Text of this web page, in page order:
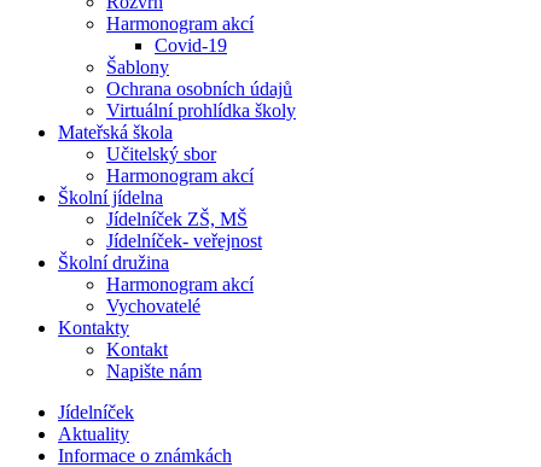
Harmonogram akcí
Covid-19
Šablony
Ochrana osobních údajů
Virtuální prohlídka školy
Mateřská škola
Učitelský sbor
Harmonogram akcí
Školní jídelna
Jídelníček ZŠ, MŠ
Jídelníček- veřejnost
Školní družina
Harmonogram akcí
Vychovatelé
Kontakty
Kontakt
Napište nám
Jídelníček
Aktuality
Informace o známkách